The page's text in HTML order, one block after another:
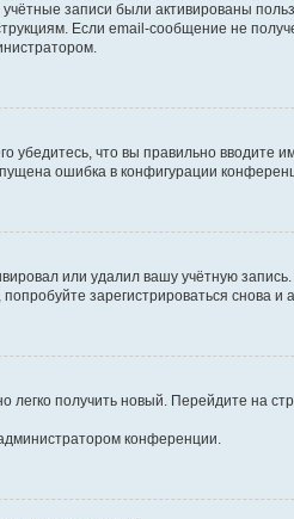
записи были активированы
Если email-сообщение не
убедитесь, что вы правильно
ошибка в конфигурации
или удалил вашу учётную
зарегистрироваться снова и
легко получить новый. Перейдите на
конференции.